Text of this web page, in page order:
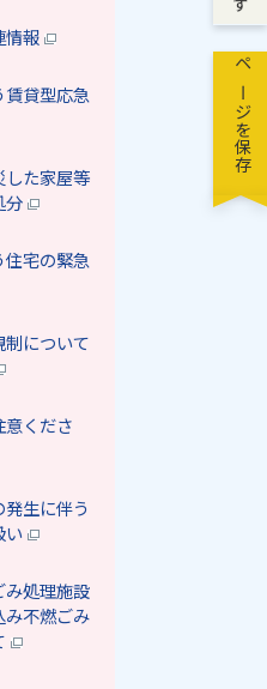
情報
賃貸型応急
した家屋等
分
住宅の緊急
制について
意くださ
発生に伴う
い
み処理施設
み不燃ごみ
ページを保存